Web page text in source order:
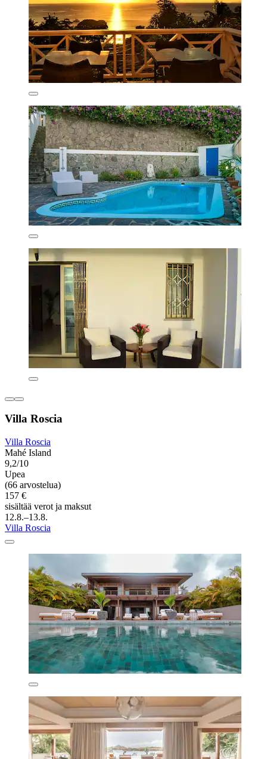
Villa Roscia
Villa Roscia
Mahé Island
9,2/10
Upea
(66 arvostelua)
157 €
sisältää verot ja maksut
12.8.–13.8.
Villa Roscia